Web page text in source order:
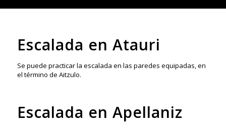
Escalada en Atauri
Se puede practicar la escalada en las paredes equipadas, en
el término de Aitzulo.
Escalada en Apellaniz